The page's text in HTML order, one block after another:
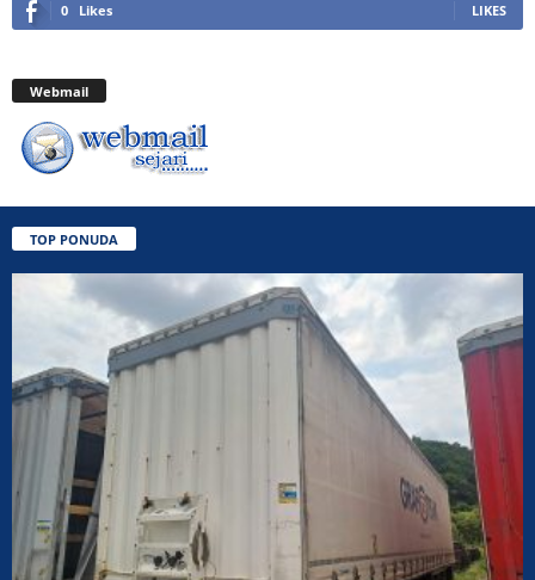
0 Likes LIKES
Webmail
TOP PONUDA